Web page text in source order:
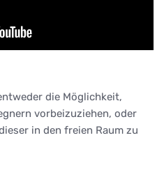
die Möglichkeit,
vorbeizuziehen, oder
in den freien Raum zu